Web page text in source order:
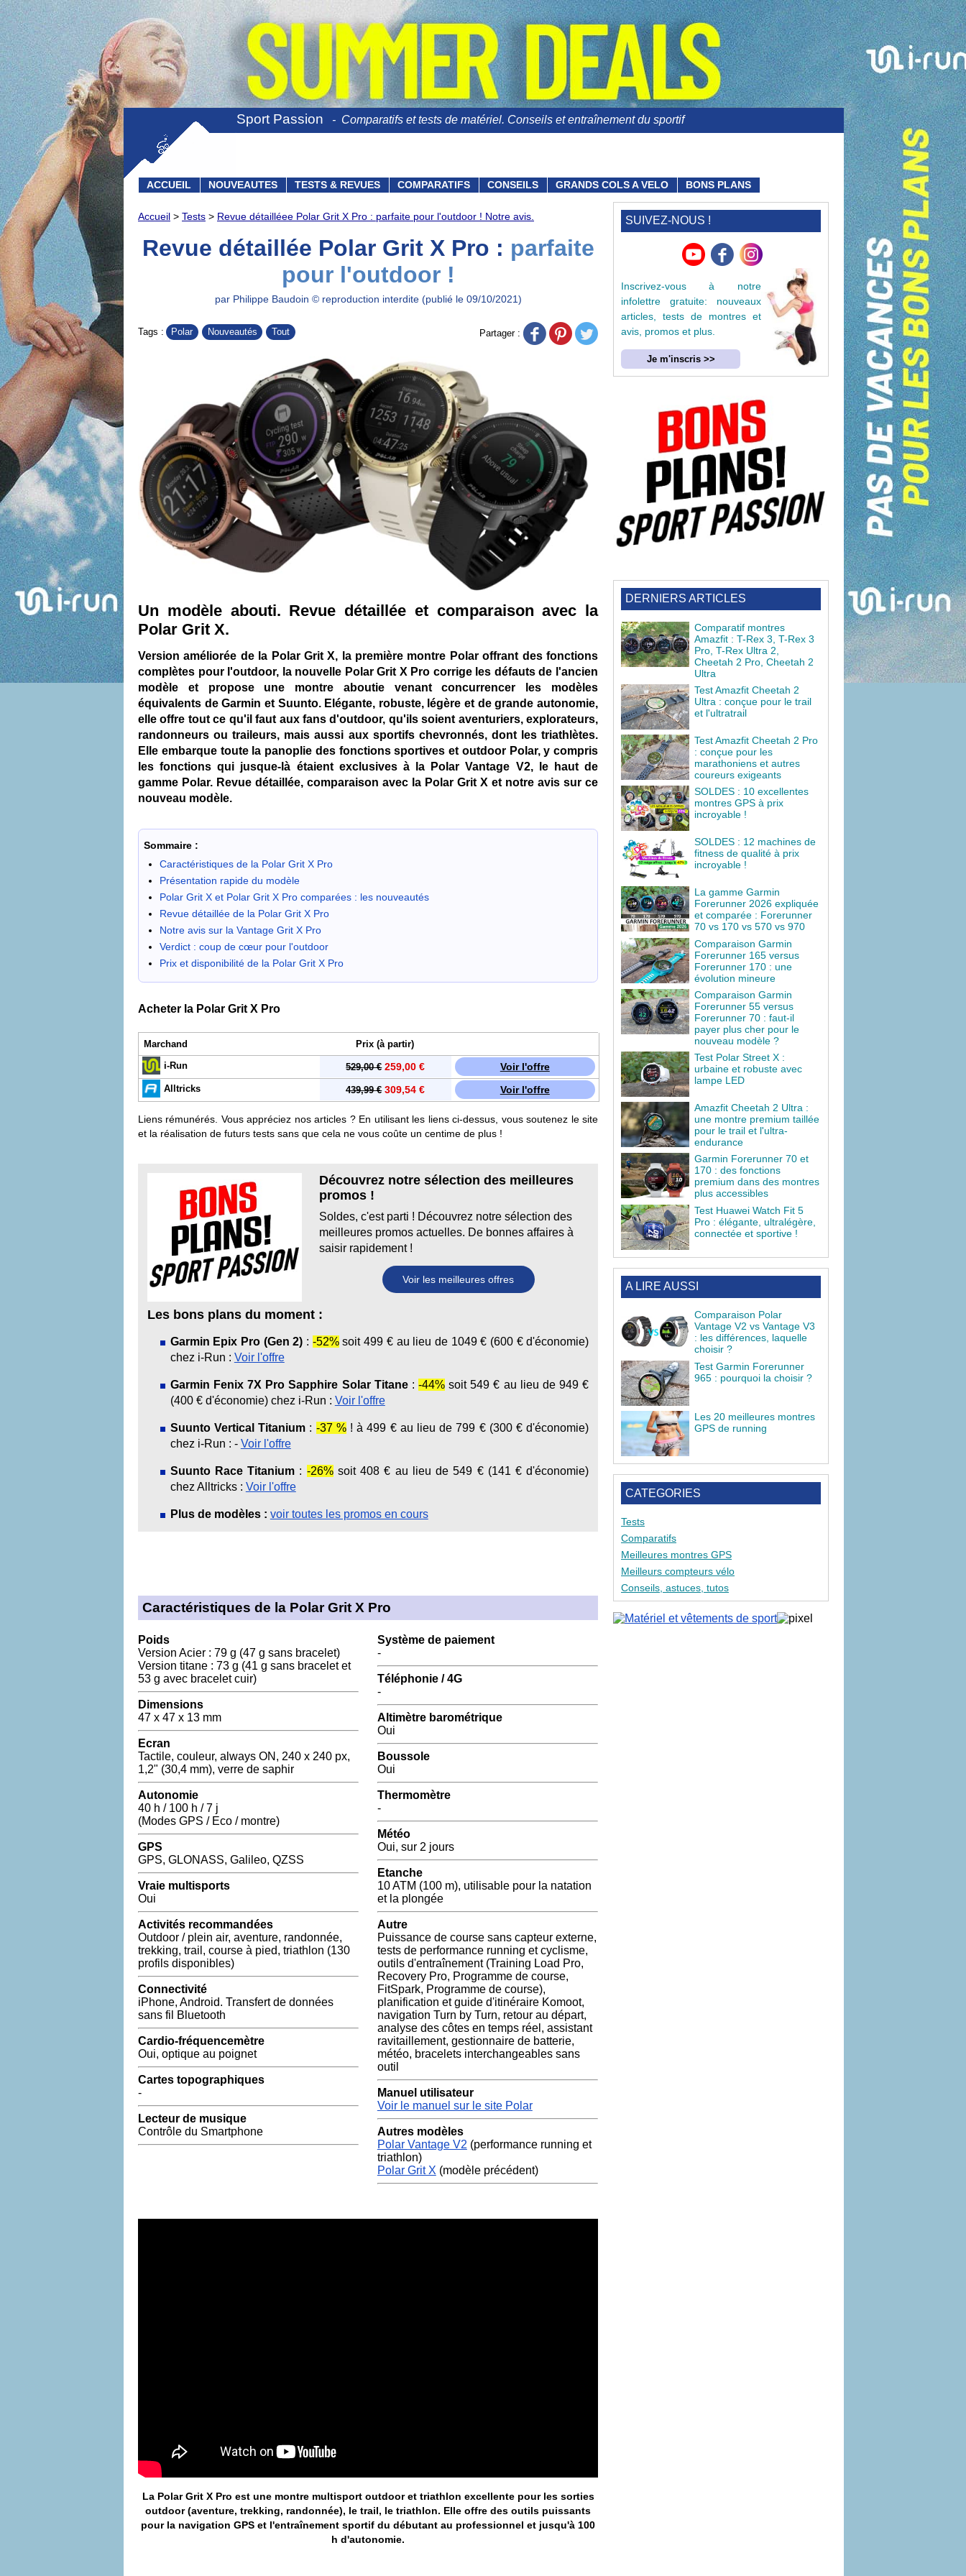
Sport Passion - Comparatifs et tests de matériel. Conseils et entraînement du sportif
ACCUEIL NOUVEAUTES TESTS & REVUES COMPARATIFS CONSEILS GRANDS COLS A VELO BONS PLANS
Accueil > Tests > Revue détailléee Polar Grit X Pro : parfaite pour l'outdoor ! Notre avis.
Revue détaillée Polar Grit X Pro : parfaite
pour l'outdoor !
par Philippe Baudoin © reproduction interdite (publié le 09/10/2021)
Tags : Polar Nouveautés Tout Partager :
Un modèle abouti. Revue détaillée et comparaison avec la
Polar Grit X.
Version améliorée de la Polar Grit X, la première montre Polar offrant des fonctions
complètes pour l'outdoor, la nouvelle Polar Grit X Pro corrige les défauts de l'ancien
modèle et propose une montre aboutie venant concurrencer les modèles
équivalents de Garmin et Suunto. Elégante, robuste, légère et de grande autonomie,
elle offre tout ce qu'il faut aux fans d'outdoor, qu'ils soient aventuriers, explorateurs,
randonneurs ou traileurs, mais aussi aux sportifs chevronnés, dont les triathlètes.
Elle embarque toute la panoplie des fonctions sportives et outdoor Polar, y compris
les fonctions qui jusque-là étaient exclusives à la Polar Vantage V2, le haut de
gamme Polar. Revue détaillée, comparaison avec la Polar Grit X et notre avis sur ce
nouveau modèle.
Sommaire :
Caractéristiques de la Polar Grit X Pro
Présentation rapide du modèle
Polar Grit X et Polar Grit X Pro comparées : les nouveautés
Revue détaillée de la Polar Grit X Pro
Notre avis sur la Vantage Grit X Pro
Verdict : coup de cœur pour l'outdoor
Prix et disponibilité de la Polar Grit X Pro
Acheter la Polar Grit X Pro
Marchand Prix (à partir)
i-Run Voir l'offre
529,00 € 259,00 €
Alltricks Voir l'offre
439,99 € 309,54 €
Liens rémunérés. Vous appréciez nos articles ? En utilisant les liens ci-dessus, vous soutenez le site
et la réalisation de futurs tests sans que cela ne vous coûte un centime de plus !
Découvrez notre sélection des meilleures
promos !
Soldes, c'est parti ! Découvrez notre sélection des
meilleures promos actuelles. De bonnes affaires à
saisir rapidement !
Voir les meilleures offres
Les bons plans du moment :
Garmin Epix Pro (Gen 2) : -52%soit 499 € au lieu de 1049 € (600 € d'économie)
chez i-Run : Voir l'offre
Garmin Fenix 7X Pro Sapphire Solar Titane:-44% soit 549 € au lieu de 949 €
(400 € d'économie) chez i-Run : Voir l'offre
Suunto Vertical Titanium : -37 %! à 499 € au lieu de 799 € (300 € d'économie)
chez i-Run : - Voir l'offre
Suunto Race Titanium : -26%soit 408 € au lieu de 549 € (141 € d'économie)
chez Alltricks : Voir l'offre
Plus de modèles : voir toutes les promos en cours
Caractéristiques de la Polar Grit X Pro
Poids
Version Acier : 79 g (47 g sans bracelet)
Version titane : 73 g (41 g sans bracelet et
53 g avec bracelet cuir)
Dimensions
47 x 47 x 13 mm
Ecran
Tactile, couleur, always ON, 240 x 240 px,
1,2" (30,4 mm), verre de saphir
Autonomie
40 h / 100 h / 7 j
(Modes GPS / Eco / montre)
GPS
GPS, GLONASS, Galileo, QZSS
Vraie multisports
Oui
Activités recommandées
Outdoor / plein air, aventure, randonnée,
trekking, trail, course à pied, triathlon (130
profils disponibles)
Connectivité
iPhone, Android. Transfert de données
sans fil Bluetooth
Cardio-fréquencemètre
Oui, optique au poignet
Cartes topographiques
-
Lecteur de musique
Contrôle du Smartphone
Système de paiement
-
Téléphonie / 4G
-
Altimètre barométrique
Oui
Boussole
Oui
Thermomètre
-
Météo
Oui, sur 2 jours
Etanche
10 ATM (100 m), utilisable pour la natation
et la plongée
Autre
Puissance de course sans capteur externe,
tests de performance running et cyclisme,
outils d'entraînement (Training Load Pro,
Recovery Pro, Programme de course,
FitSpark, Programme de course),
planification et guide d'itinéraire Komoot,
navigation Turn by Turn, retour au départ,
analyse des côtes en temps réel, assistant
ravitaillement, gestionnaire de batterie,
météo, bracelets interchangeables sans
outil
Manuel utilisateur
Voir le manuel sur le site Polar
Autres modèles
Polar Vantage V2 (performance running et
triathlon)
Polar Grit X (modèle précédent)
La Polar Grit X Pro est une montre multisport outdoor et triathlon excellente pour les sorties
outdoor (aventure, trekking, randonnée), le trail, le triathlon. Elle offre des outils puissants
pour la navigation GPS et l'entraînement sportif du débutant au professionnel et jusqu'à 100
h d'autonomie.
SUIVEZ-NOUS !
Inscrivez-vous à notre
infolettre gratuite: nouveaux
articles, tests de montres et
avis, promos et plus.
Je m'inscris >>
DERNIERS ARTICLES
Comparatif montres
Amazfit : T-Rex 3, T-Rex 3
Pro, T-Rex Ultra 2,
Cheetah 2 Pro, Cheetah 2
Ultra
Test Amazfit Cheetah 2
Ultra : conçue pour le trail
et l'ultratrail
Test Amazfit Cheetah 2 Pro
: conçue pour les
marathoniens et autres
coureurs exigeants
SOLDES : 10 excellentes
montres GPS à prix
incroyable !
SOLDES : 12 machines de
fitness de qualité à prix
incroyable !
La gamme Garmin
Forerunner 2026 expliquée
et comparée : Forerunner
70 vs 170 vs 570 vs 970
Comparaison Garmin
Forerunner 165 versus
Forerunner 170 : une
évolution mineure
Comparaison Garmin
Forerunner 55 versus
Forerunner 70 : faut-il
payer plus cher pour le
nouveau modèle ?
Test Polar Street X :
urbaine et robuste avec
lampe LED
Amazfit Cheetah 2 Ultra :
une montre premium taillée
pour le trail et l'ultra-
endurance
Garmin Forerunner 70 et
170 : des fonctions
premium dans des montres
plus accessibles
Test Huawei Watch Fit 5
Pro : élégante, ultralégère,
connectée et sportive !
A LIRE AUSSI
Comparaison Polar
Vantage V2 vs Vantage V3
: les différences, laquelle
choisir ?
Test Garmin Forerunner
965 : pourquoi la choisir ?
Les 20 meilleures montres
GPS de running
CATEGORIES
Tests
Comparatifs
Meilleures montres GPS
Meilleurs compteurs vélo
Conseils, astuces, tutos